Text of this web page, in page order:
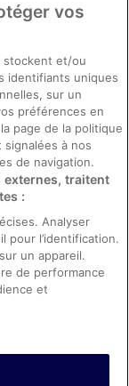
vacances
vos
stockent et/ou
identifiants uniques
sur un
préférences en
page de la politique
à nos
de navigation.
externes, traitent
:
Analyser
pour l’identification.
un appareil.
de performance
et